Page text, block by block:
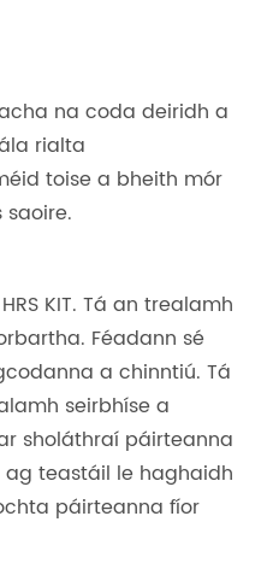
na coda deiridh a
rialta
toise a bheith mór
KIT. Tá an trealamh
Féadann sé
a chinntiú. Tá
seirbhíse a
sholáthraí páirteanna
teastáil le haghaidh
páirteanna fíor